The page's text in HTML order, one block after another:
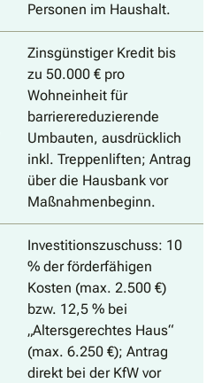
Personen im Haushalt.
Zinsgünstiger Kredit bis
zu 50.000 € pro
Wohneinheit für
barrierereduzierende
Umbauten, ausdrücklich
inkl. Treppenliften; Antrag
über die Hausbank vor
Maßnahmenbeginn.
Investitionszuschuss: 10
% der förderfähigen
Kosten (max. 2.500 €)
bzw. 12,5 % bei
„Altersgerechtes Haus“
(max. 6.250 €); Antrag
direkt bei der KfW vor